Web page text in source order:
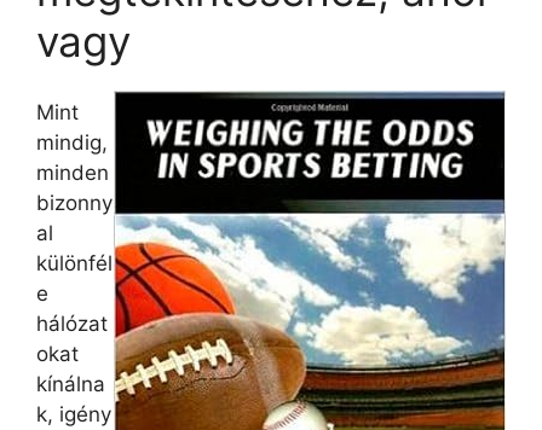
vagy
Mint
mindig,
minden
bizonny
al
különfél
e
hálózat
okat
kínálna
k, igény